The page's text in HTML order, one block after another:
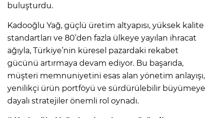
buluşturdu.
Kadooğlu Yağ, güçlü üretim altyapısı, yüksek kalite
standartları ve 80’den fazla ülkeye yayılan ihracat
ağıyla, Türkiye’nin küresel pazardaki rekabet
gücünü artırmaya devam ediyor. Bu başarıda,
müşteri memnuniyetini esas alan yönetim anlayışı,
yenilikçi ürün portföyü ve sürdürülebilir büyümeye
dayalı stratejiler önemli rol oynadı.